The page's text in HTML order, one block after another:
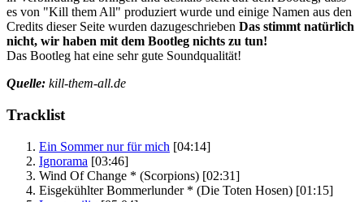
es von "Kill them All" produziert wurde und einige Namen aus den
Credits dieser Seite wurden dazugeschrieben Das stimmt natürlich
nicht, wir haben mit dem Bootleg nichts zu tun!
Das Bootleg hat eine sehr gute Soundqualität!
Quelle: kill-them-all.de
Tracklist
Ein Sommer nur für mich [04:14]
Ignorama [03:46]
Wind Of Change * (Scorpions) [02:31]
Eisgekühlter Bommerlunder * (Die Toten Hosen) [01:15]